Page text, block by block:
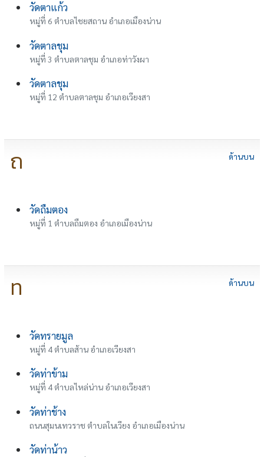
วัดตาแก้ว
หมู่ที่ 6 ตำบลไชยสถาน อำเภอเมืองน่าน
วัดตาลชุม
หมู่ที่ 3 ตำบลตาลชุม อำเภอท่าวังผา
วัดตาลชุม
หมู่ที่ 12 ตำบลตาลชุม อำเภอเวียงสา
ด้านบน
ถ
วัดถืมตอง
หมู่ที่ 1 ตำบลถืมตอง อำเภอเมืองน่าน
ด้านบน
ท
วัดทรายมูล
หมู่ที่ 4 ตำบลส้าน อำเภอเวียงสา
วัดท่าข้าม
หมู่ที่ 4 ตำบลไหล่น่าน อำเภอเวียงสา
วัดท่าช้าง
ถนนสุมนเทวราช ตำบลในเวียง อำเภอเมืองน่าน
วัดท่าน้าว